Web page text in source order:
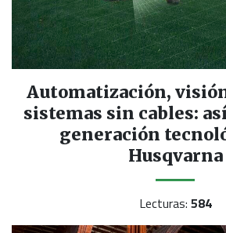
Automatización,
sistemas sin cables:
generación
Husqvarna
Lecturas: 584